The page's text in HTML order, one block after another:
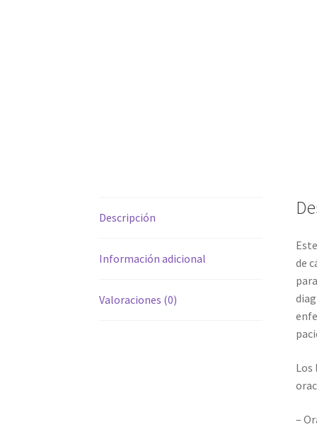
Descripción
Información adicional
Valoraciones (0)
de
Los
–